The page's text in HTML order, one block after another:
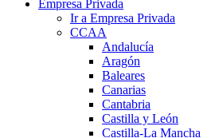
Empresa Privada
Ir a Empresa Privada
CCAA
Andalucía
Aragón
Baleares
Canarias
Cantabria
Castilla y León
Castilla-La Mancha